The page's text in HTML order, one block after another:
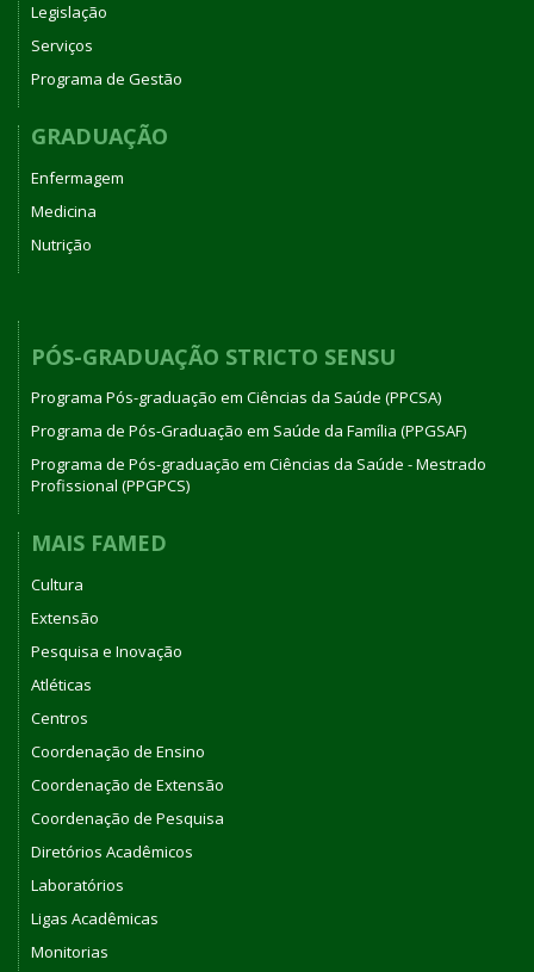
Legislação
Serviços
Programa de Gestão
GRADUAÇÃO
Enfermagem
Medicina
Nutrição
PÓS-GRADUAÇÃO STRICTO SENSU
Programa Pós-graduação em Ciências da Saúde (PPCSA)
Programa de Pós-Graduação em Saúde da Família (PPGSAF)
Programa de Pós-graduação em Ciências da Saúde - Mestrado
Profissional (PPGPCS)
MAIS FAMED
Cultura
Extensão
Pesquisa e Inovação
Atléticas
Centros
Coordenação de Ensino
Coordenação de Extensão
Coordenação de Pesquisa
Diretórios Acadêmicos
Laboratórios
Ligas Acadêmicas
Monitorias